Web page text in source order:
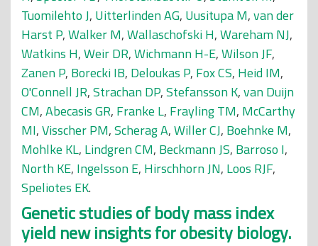
Tuomilehto J, Uitterlinden AG, Uusitupa M,van der
Harst P,Walker M,Wallaschofski H,Wareham NJ,
Watkins H,Weir DR,Wichmann H-E,Wilson JF,
Zanen P, Borecki IB, Deloukas P, Fox CS, Heid IM,
O'Connell JR,Strachan DP,Stefansson K,van Duijn
CM,Abecasis GR, Franke L, Frayling TM, McCarthy
MI,Visscher PM,Scherag A,Willer CJ, Boehnke M,
Mohlke KL, Lindgren CM, Beckmann JS, Barroso I,
North KE, Ingelsson E, Hirschhorn JN, Loos RJF,
Speliotes EK.
Genetic studies of body mass index
yield new insights for obesity biology.